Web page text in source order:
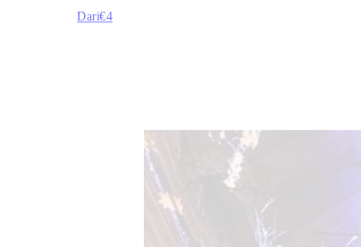
Dari€4